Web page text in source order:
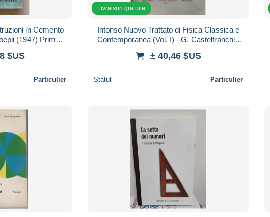
in Cemento
(1947) Prima
$US
Particulier
Livraison gratuite
Intonso Nuovo Trattato di Fisica Classica e
Contemporanea (Vol. I) - G. Castelfranchi -
± 40,46 $US
Statut Particulier